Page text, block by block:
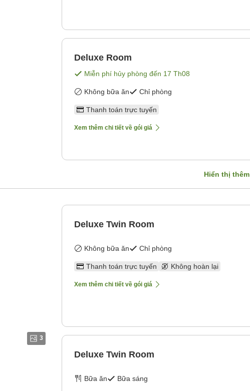
Deluxe Room
Miễn phí hủy phòng đến 17 Th08
Không bữa ăn Chỉ phòng
Thanh toán trực tuyến
Xem thêm chi tiết về gói giá
Hiển thị thêm
3
Deluxe Twin Room
Không bữa ăn Chỉ phòng
Thanh toán trực tuyến Không hoàn lại
Xem thêm chi tiết về gói giá
Deluxe Twin Room
Bữa ăn Bữa sáng